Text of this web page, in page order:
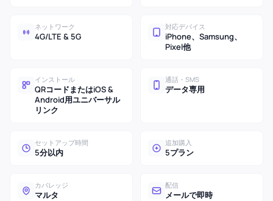
ネットワーク
4G/LTE & 5G
対応デバイス
iPhone、Samsung、
Pixel他
インストール
QRコードまたはiOS &
Android用ユニバーサル
リンク
通話・SMS
データ専用
セットアップ時間
5分以内
追加購入
5プラン
カバレッジ
マルタ
配信
メールで即時